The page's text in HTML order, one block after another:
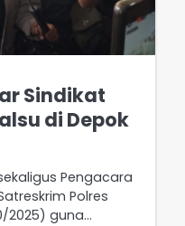
Sindikat
di Depok
Pengacara
Polres
2025) guna…